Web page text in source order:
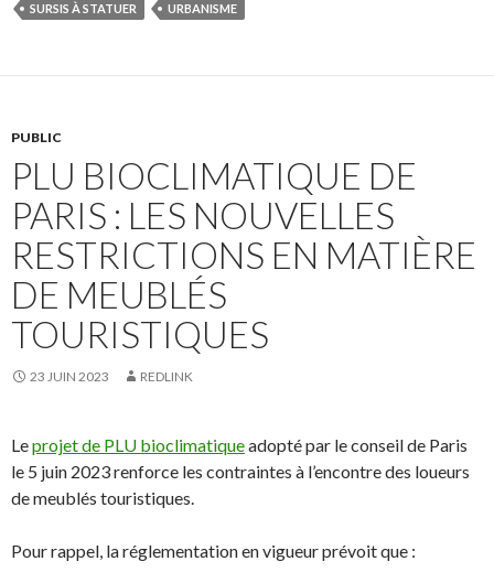
SURSIS À STATUER
URBANISME
PUBLIC
PLU BIOCLIMATIQUE DE
PARIS : LES NOUVELLES
RESTRICTIONS EN MATIÈRE
DE MEUBLÉS
TOURISTIQUES
23 JUIN 2023 REDLINK
Leprojet de PLU bioclimatiqueadopté par le conseil de Paris
le 5 juin 2023 renforce les contraintes à l’encontre des loueurs
de meublés touristiques.
Pour rappel, la réglementation en vigueur prévoit que :